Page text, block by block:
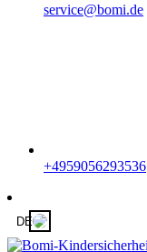
service@bomi.de
+4959056293536
DE